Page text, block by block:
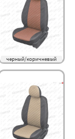
черный/коричневый